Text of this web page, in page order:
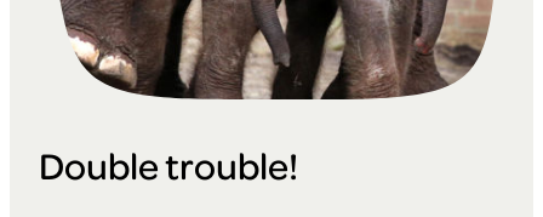
Double trouble!